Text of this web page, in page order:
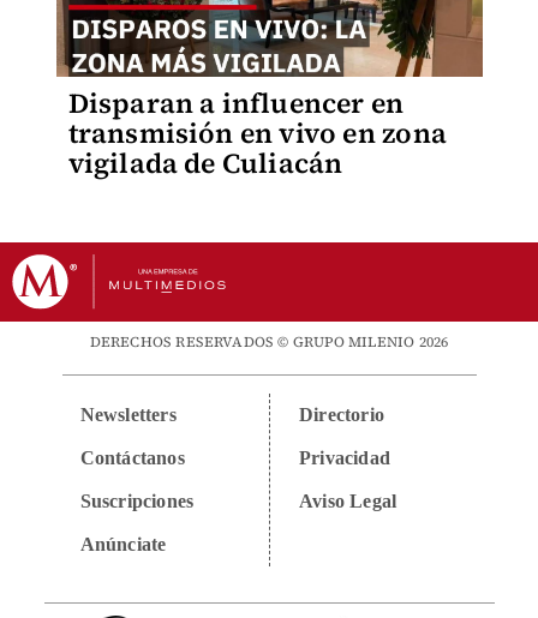
Disparan a influencer en
transmisión en vivo en zona
vigilada de Culiacán
DERECHOS RESERVADOS © GRUPO MILENIO 2026
Newsletters
Contáctanos
Suscripciones
Anúnciate
Directorio
Privacidad
Aviso Legal